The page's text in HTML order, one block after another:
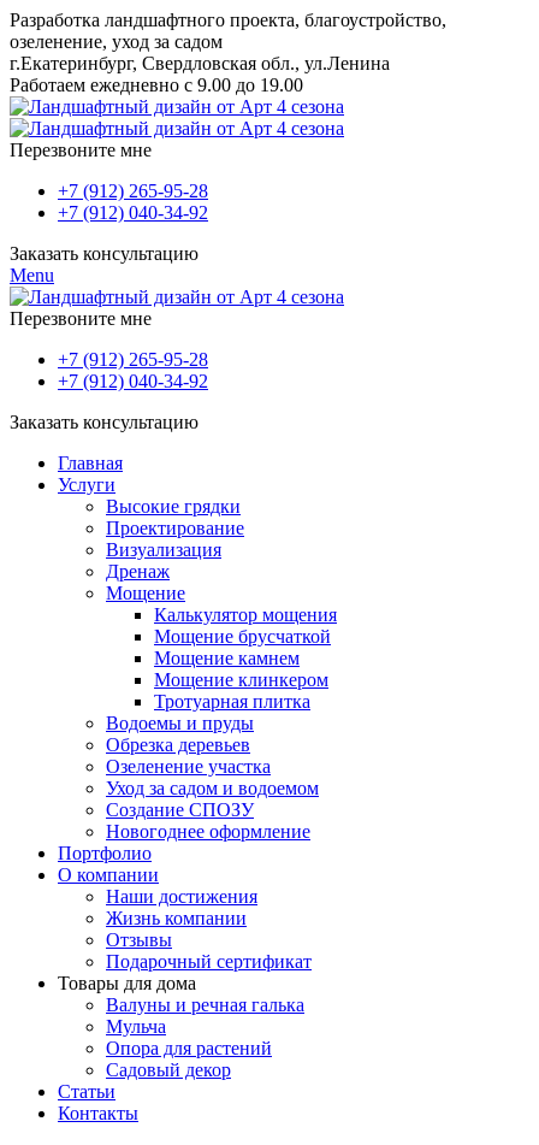
Разработка ландшафтного проекта, благоустройство,
озеленение, уход за садом
г.Екатеринбург, Свердловская обл., ул.Ленина
Работаем ежедневно с 9.00 до 19.00
Перезвоните мне
+7 (912) 265-95-28
+7 (912) 040-34-92
Заказать консультацию
Menu
Перезвоните мне
+7 (912) 265-95-28
+7 (912) 040-34-92
Заказать консультацию
Главная
Услуги
Высокие грядки
Проектирование
Визуализация
Дренаж
Мощение
Калькулятор мощения
Мощение брусчаткой
Мощение камнем
Мощение клинкером
Тротуарная плитка
Водоемы и пруды
Обрезка деревьев
Озеленение участка
Уход за садом и водоемом
Создание СПОЗУ
Новогоднее оформление
Портфолио
О компании
Наши достижения
Жизнь компании
Отзывы
Подарочный сертификат
Товары для дома
Валуны и речная галька
Мульча
Опора для растений
Садовый декор
Статьи
Контакты